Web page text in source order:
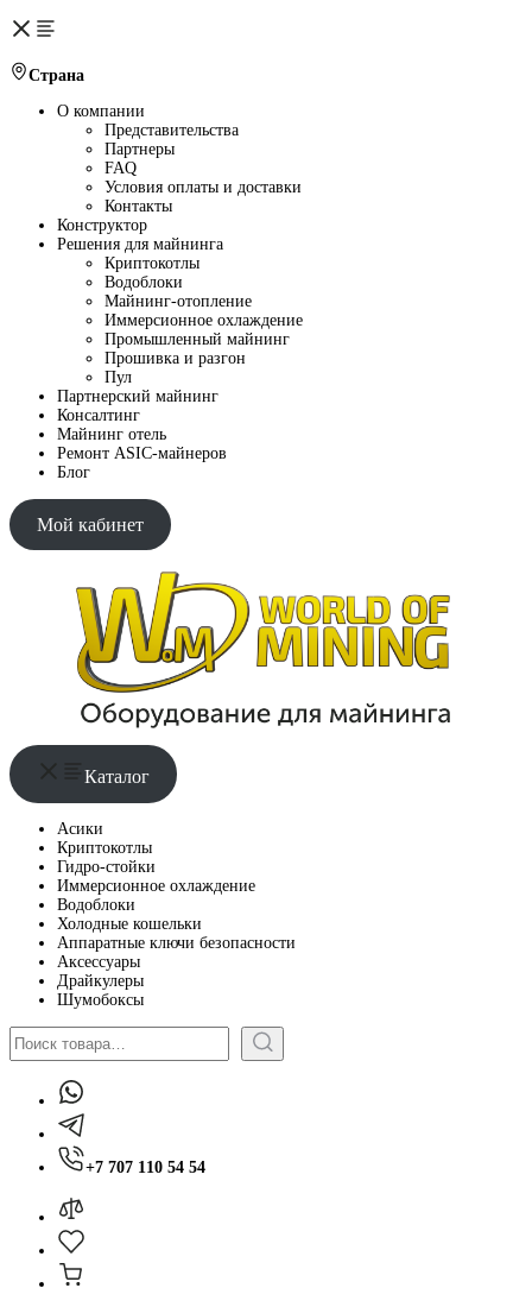
Страна
О компании
Представительства
Партнеры
FAQ
Условия оплаты и доставки
Контакты
Конструктор
Решения для майнинга
Криптокотлы
Водоблоки
Майнинг-отопление
Иммерсионное охлаждение
Промышленный майнинг
Прошивка и разгон
Пул
Партнерский майнинг
Консалтинг
Майнинг отель
Ремонт ASIC-майнеров
Блог
Мой кабинет
Каталог
Асики
Криптокотлы
Гидро-стойки
Иммерсионное охлаждение
Водоблоки
Холодные кошельки
Аппаратные ключи безопасности
Аксессуары
Драйкулеры
Шумобоксы
Поиск
+7 707 110 54 54